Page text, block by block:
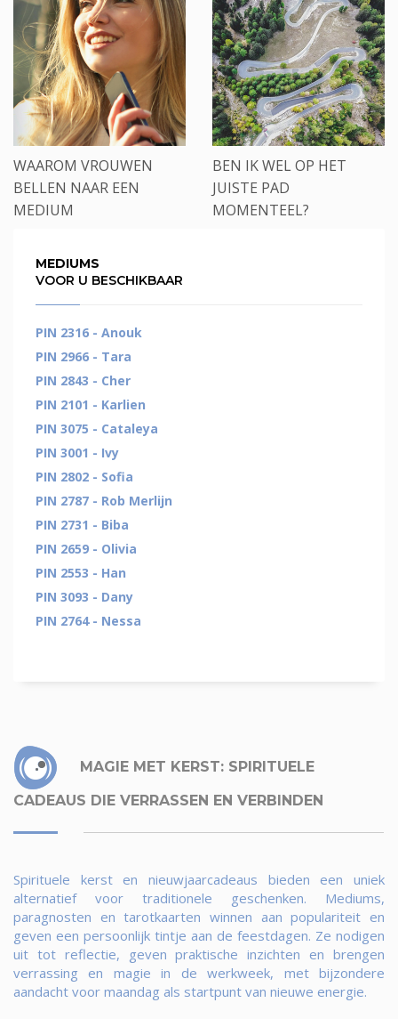
WAAROM VROUWEN
BELLEN NAAR EEN
MEDIUM
BEN IK WEL OP HET
JUISTE PAD
MOMENTEEL?
MEDIUMS
VOOR U BESCHIKBAAR
PIN 2316 - Anouk
PIN 2966 - Tara
PIN 2843 - Cher
PIN 2101 - Karlien
PIN 3075 - Cataleya
PIN 3001 - Ivy
PIN 2802 - Sofia
PIN 2787 - Rob Merlijn
PIN 2731 - Biba
PIN 2659 - Olivia
PIN 2553 - Han
PIN 3093 - Dany
PIN 2764 - Nessa
MAGIE MET KERST: SPIRITUELE
CADEAUS DIE VERRASSEN EN VERBINDEN
Spirituele kerst en nieuwjaarcadeaus bieden een uniek
alternatief voor traditionele geschenken. Mediums,
paragnosten en tarotkaarten winnen aan populariteit en
geven een persoonlijk tintje aan de feestdagen. Ze nodigen
uit tot reflectie, geven praktische inzichten en brengen
verrassing en magie in de werkweek, met bijzondere
aandacht voor maandag als startpunt van nieuwe energie.